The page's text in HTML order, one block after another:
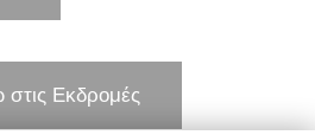
στις Εκδρομές